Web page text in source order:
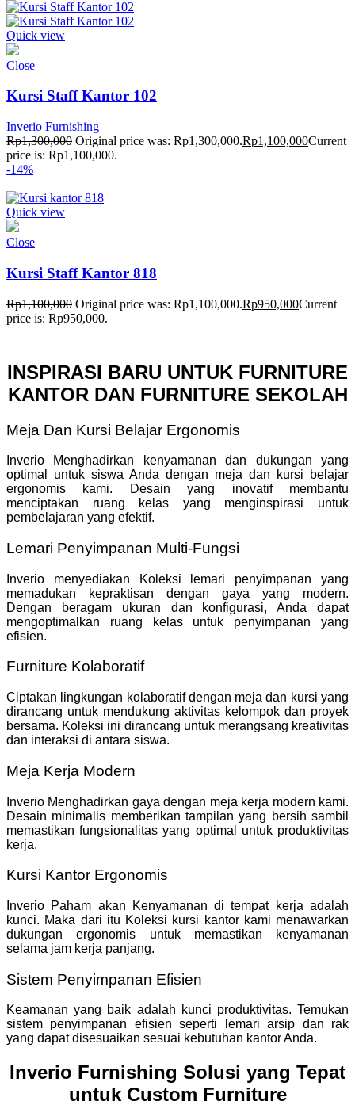
Quick view
Close
Kursi Staff Kantor 102
Inverio Furnishing
Rp1,300,000 Original price was: Rp1,300,000.Rp1,100,000Current
price is: Rp1,100,000.
-14%
Quick view
Close
Kursi Staff Kantor 818
Rp1,100,000 Original price was: Rp1,100,000.Rp950,000Current
price is: Rp950,000.
INSPIRASI BARU UNTUK FURNITURE
KANTOR DAN FURNITURE SEKOLAH
Meja Dan Kursi Belajar Ergonomis
Inverio Menghadirkan kenyamanan dan dukungan yang
optimal untuk siswa Anda dengan meja dan kursi belajar
ergonomis kami. Desain yang inovatif membantu
menciptakan ruang kelas yang menginspirasi untuk
pembelajaran yang efektif.
Lemari Penyimpanan Multi-Fungsi
Inverio menyediakan Koleksi lemari penyimpanan yang
memadukan kepraktisan dengan gaya yang modern.
Dengan beragam ukuran dan konfigurasi, Anda dapat
mengoptimalkan ruang kelas untuk penyimpanan yang
efisien.
Furniture Kolaboratif
Ciptakan lingkungan kolaboratif dengan meja dan kursi yang
dirancang untuk mendukung aktivitas kelompok dan proyek
bersama. Koleksi ini dirancang untuk merangsang kreativitas
dan interaksi di antara siswa.
Meja Kerja Modern
Inverio Menghadirkan gaya dengan meja kerja modern kami.
Desain minimalis memberikan tampilan yang bersih sambil
memastikan fungsionalitas yang optimal untuk produktivitas
kerja.
Kursi Kantor Ergonomis
Inverio Paham akan Kenyamanan di tempat kerja adalah
kunci. Maka dari itu Koleksi kursi kantor kami menawarkan
dukungan ergonomis untuk memastikan kenyamanan
selama jam kerja panjang.
Sistem Penyimpanan Efisien
Keamanan yang baik adalah kunci produktivitas. Temukan
sistem penyimpanan efisien seperti lemari arsip dan rak
yang dapat disesuaikan sesuai kebutuhan kantor Anda.
Inverio Furnishing Solusi yang Tepat
untuk Custom Furniture